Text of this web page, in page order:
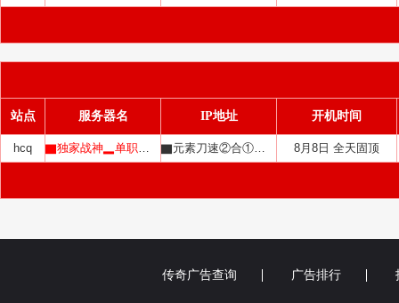
站点 服务器名 IP地址 开机时间
hcq ▇独家战神▂单职业▇ ▇元素刀速②合①▇▅ 8月8日 全天固顶
传奇广告查询 广告排行